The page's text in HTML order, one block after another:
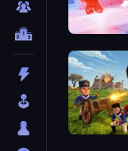
Veck.io
Redcoats.io